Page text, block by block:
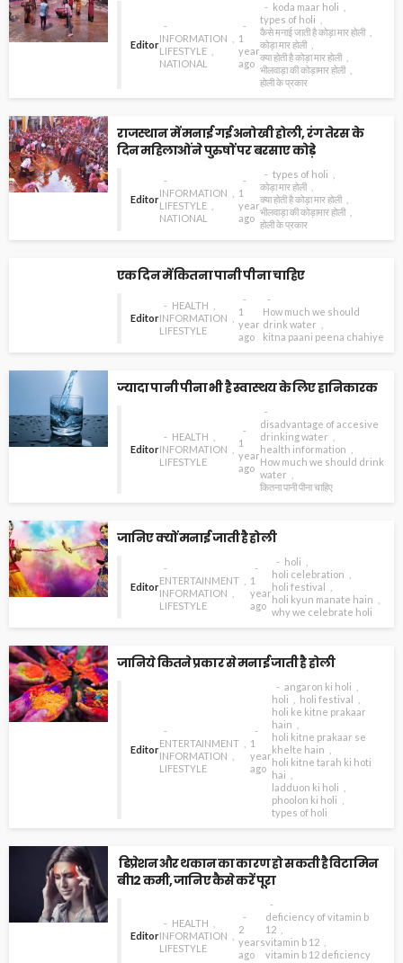
Editor
INFORMATION
LIFESTYLE
NATIONAL
1
year
ago
koda maar holi
types of holi
कैसे मनाई जाती है कोड़ा मार होली
कोड़ा मार होली
क्या होती है कोड़ा मार होली
भीलवाड़ा की कोड़ामार होली
होली के प्रकार
राजस्थान में मनाई गई अनोखी होली, रंग तेरस के
दिन महिलाओं ने पुरुषों पर बरसाए कोड़े
Editor
INFORMATION
LIFESTYLE
NATIONAL
1
year
ago
types of holi
कोड़ा मार होली
क्या होती है कोड़ा मार होली
भीलवाड़ा की कोड़ामार होली
होली के प्रकार
एक दिन में कितना पानी पीना चाहिए
Editor
HEALTH
INFORMATION
LIFESTYLE
1
year
ago
How much we should
drink water
kitna paani peena chahiye
ज्यादा पानी पीना भी है स्वास्थय के लिए हानिकारक
Editor
HEALTH
INFORMATION
LIFESTYLE
1
year
ago
disadvantage of accesive
drinking water
health information
How much we should drink
water
कितना पानी पीना चाहिए
जानिए क्यों मनाई जाती है होली
Editor
ENTERTAINMENT
INFORMATION
LIFESTYLE
1
year
ago
holi
holi celebration
holi festival
holi kyun manate hain
why we celebrate holi
जानिये कितने प्रकार से मनाई जाती है होली
Editor
ENTERTAINMENT
INFORMATION
LIFESTYLE
1
year
ago
angaron ki holi
holi
holi festival
holi ke kitne prakaar
hain
holi kitne prakaar se
khelte hain
holi kitne tarah ki hoti
hai
ladduon ki holi
phoolon ki holi
types of holi
डिप्रेशन और थकान का कारण हो सकती है विटामिन
बी12 कमी, जानिए कैसे करें पूरा
Editor
HEALTH
INFORMATION
LIFESTYLE
2
years
ago
deficiency of vitamin b
12
vitamin b 12
vitamin b 12 deficiency